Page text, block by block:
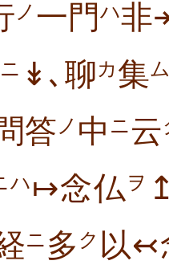
ノ 一門 ハ非
ニ ↡､聊カ 集
答 ノ 中 ニ云
ハ↦念仏ヲ
ニ 多 ク 以↢